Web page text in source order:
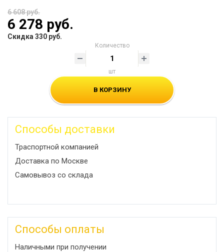
6 608 руб.
6 278 руб.
Скидка 330 руб.
Количество
шт
В КОРЗИНУ
Способы доставки
Траспортной компанией
Доставка по Москве
Самовывоз со склада
Способы оплаты
Наличными при получении